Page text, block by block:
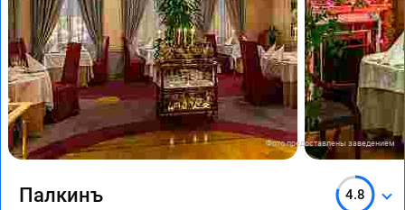
Фото предоставлены заведением
Палкинъ 4.8